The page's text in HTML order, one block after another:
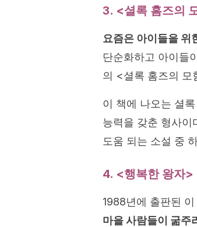
3. <셜록 홈즈의
요즘은 아이들을 위
단순화하고 아이들
의 <셜록 홈즈의 모
이 책에 나오는 셜
능력을 갖춘 형사이
도움 되는 소설 중
4. <행복한 왕자>
1988년에 출판된
마을 사람들이 굶주